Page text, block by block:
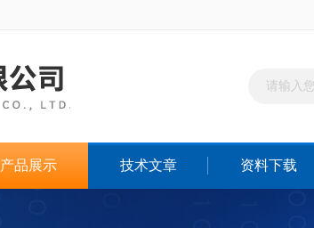
产品展示 技术文章 资料下载